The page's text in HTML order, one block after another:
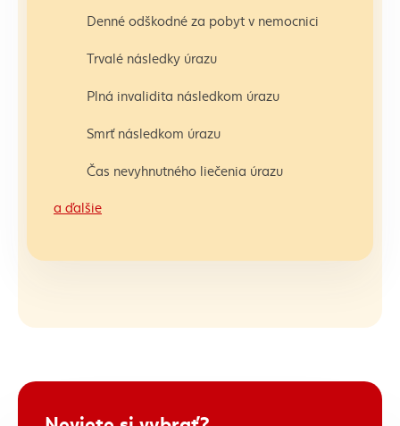
Denné odškodné za pobyt v nemocnici
Trvalé následky úrazu
Plná invalidita následkom úrazu
Smrť následkom úrazu
Čas nevyhnutného liečenia úrazu
a ďalšie